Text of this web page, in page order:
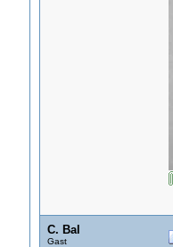
C. Bal
Gast